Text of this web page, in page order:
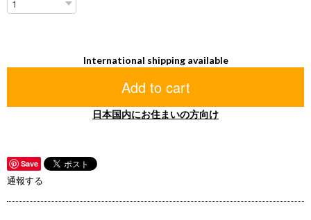
International shipping available
Add to cart
日本国内にお住まいの方向け
Save
通報する